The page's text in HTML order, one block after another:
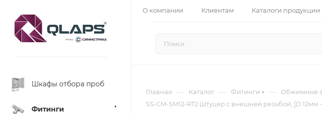
О компании Клиентам Каталоги продукции
Шкафы отбора проб
Фитинги
Главная — Каталог — Фитинги — Обжимные
SS-CM-SM12-RT2 Штуцер с внешней резьбой, [D.12мм -